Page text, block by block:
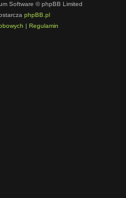
Software © phpBB Limited
phpBB.pl
| Regulamin